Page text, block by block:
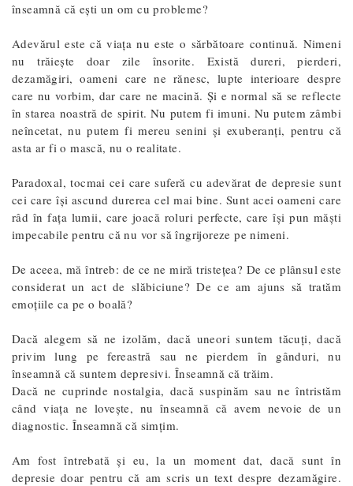
înseamnă că ești un om cu probleme?
Adevărul este că viața nu este o sărbătoare continuă. Nimeni
nu trăiește doar zile însorite. Există dureri, pierderi,
dezamăgiri, oameni care ne rănesc, lupte interioare despre
care nu vorbim, dar care ne macină. Și e normal să se reflecte
în starea noastră de spirit. Nu putem fi imuni. Nu putem zâmbi
neîncetat, nu putem fi mereu senini și exuberanți, pentru că
asta ar fi o mască, nu o realitate.
Paradoxal, tocmai cei care suferă cu adevărat de depresie sunt
cei care își ascund durerea cel mai bine. Sunt acei oameni care
râd în fața lumii, care joacă roluri perfecte, care își pun măști
impecabile pentru că nu vor să îngrijoreze pe nimeni.
De aceea, mă întreb: de ce ne miră tristețea? De ce plânsul este
considerat un act de slăbiciune? De ce am ajuns să tratăm
emoțiile ca pe o boală?
Dacă alegem să ne izolăm, dacă uneori suntem tăcuți, dacă
privim lung pe fereastră sau ne pierdem în gânduri, nu
înseamnă că suntem depresivi. Înseamnă că trăim.
Dacă ne cuprinde nostalgia, dacă suspinăm sau ne întristăm
când viața ne lovește, nu înseamnă că avem nevoie de un
diagnostic. Înseamnă că simțim.
Am fost întrebată și eu, la un moment dat, dacă sunt în
depresie doar pentru că am scris un text despre dezamăgire.